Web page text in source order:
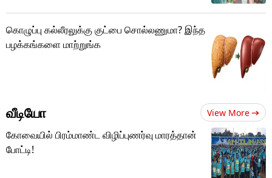
கொழுப்பு கல்லீரலுக்கு குட்பை சொல்லணுமா? இந்த
பழக்கங்களை மாற்றுங்க
வீடியோ View More
கோவையில் பிரம்மாண்ட விழிப்புணர்வு மாரத்தான்
போட்டி!